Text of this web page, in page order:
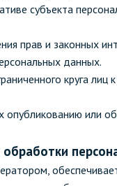
субъекта
прав и законных
данных.
круга
или